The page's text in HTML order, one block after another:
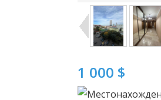
1 000 $